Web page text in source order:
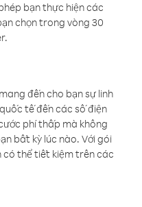
bạn thực hiện các
chọn trong vòng 30
đến cho bạn sự linh
tế đến các số điện
phí thấp mà không
bất kỳ lúc nào. Với gói
thể tiết kiệm trên các